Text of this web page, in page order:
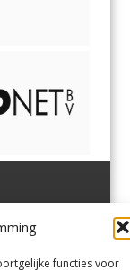
functies voor
,Velsen-Zuid,
en